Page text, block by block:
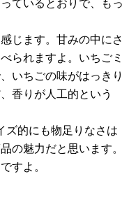
ているとおりで、もっ
じます。甘みの中にさ
られますよ。いちごミ
いちごの味がはっきり
香りが人工的という
ズ的にも物足りなさは
の魅力だと思います。
すよ。